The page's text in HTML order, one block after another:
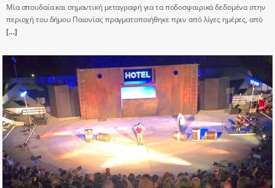
Μία σπουδαία και σημαντική μεταγραφή για τα ποδοσφαιρικά δεδομένα στην
περιοχή του δήμου Παιονίας πραγματοποιήθηκε πριν από λίγες ημέρες, από
[…]